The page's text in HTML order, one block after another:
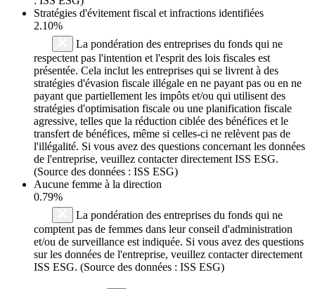
Stratégies d'évitement fiscal et infractions identifiées
2.10%
La pondération des entreprises du fonds qui ne
respectent pas l'intention et l'esprit des lois fiscales est
présentée. Cela inclut les entreprises qui se livrent à des
stratégies d'évasion fiscale illégale en ne payant pas ou en ne
payant que partiellement les impôts et/ou qui utilisent des
stratégies d'optimisation fiscale ou une planification fiscale
agressive, telles que la réduction ciblée des bénéfices et le
transfert de bénéfices, même si celles-ci ne relèvent pas de
l'illégalité. Si vous avez des questions concernant les données
de l'entreprise, veuillez contacter directement ISS ESG.
(Source des données : ISS ESG)
Aucune femme à la direction
0.79%
La pondération des entreprises du fonds qui ne
comptent pas de femmes dans leur conseil d'administration
et/ou de surveillance est indiquée. Si vous avez des questions
sur les données de l'entreprise, veuillez contacter directement
ISS ESG. (Source des données : ISS ESG)